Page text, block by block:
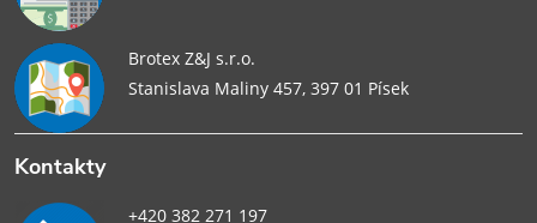
Brotex Z&J s.r.o.
Stanislava Maliny 457, 397 01 Písek
Kontakty
+420 382 271 197